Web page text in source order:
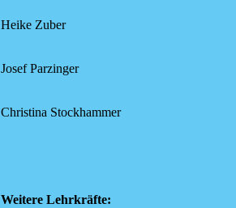
Heike Zuber
Josef Parzinger
Christina Stockhammer
Weitere Lehrkräfte: